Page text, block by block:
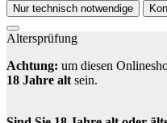
Nur technisch notwendige
Altersprüfung
Achtung: um diesen
18 Jahre alt sein.